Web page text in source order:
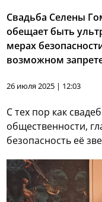
Свадьба Селены
обещает быть
мерах
возможном
26 июля 2025 | 12:03
С тех пор как
общественности,
безопасность её